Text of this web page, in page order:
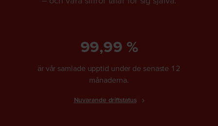
99,99 %
är vår samlade upptid under de senaste 12
månaderna.
Nuvarande driftstatus